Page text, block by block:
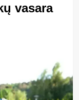
vasara